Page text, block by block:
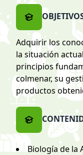
Adquirir los
la situación
principios
colmenar, su
productos
Biología de la